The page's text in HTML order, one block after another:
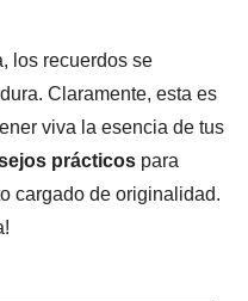
los recuerdos se
Claramente, esta es
viva la esencia de tus
prácticos para
cargado de originalidad.